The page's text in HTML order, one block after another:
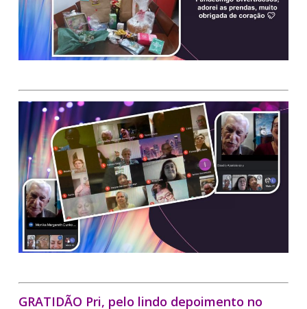
GRATIDÃO Pri, pelo lindo depoimento no